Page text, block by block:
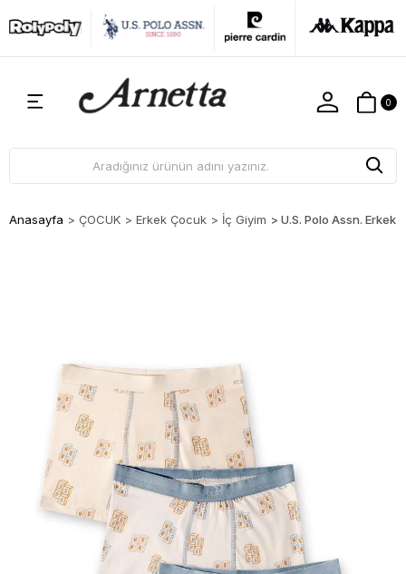
0
Anasayfa > ÇOCUK > Erkek Çocuk > İç Giyim > U.S. Polo Assn. Erkek